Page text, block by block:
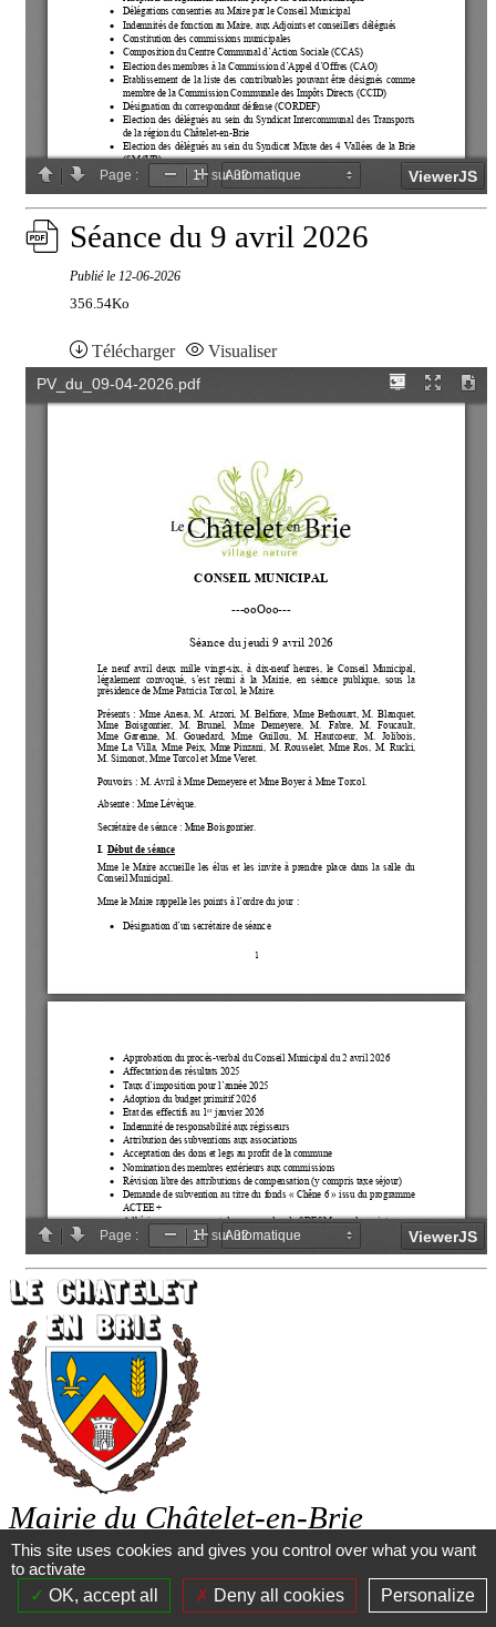
Séance du 9 avril 2026
Publié le 12-06-2026
356.54Ko
Télécharger Visualiser
Mairie du Châtelet-en-Brie
Place de l'Hôtel de ville
77820 Le Châtelet-en-Brie
Tél :01 60 69 40 40
mairie@chatelet-en-brie.fr
This site uses cookies and gives you control over what you want
to activate
OK, accept all
Deny all cookies Personalize